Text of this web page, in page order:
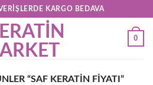
KARGO BEDAVA
0
“SAF KERATIN FIYATI”